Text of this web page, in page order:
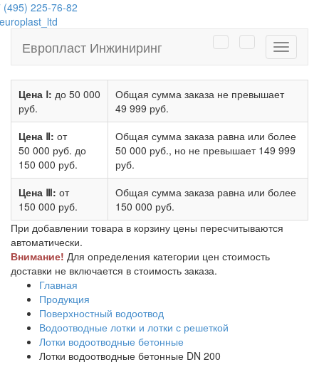
(495) 225-76-82
Европласт Инжиниринг
Цена Ⅰ: до 50 000
руб.
Общая сумма заказа не превышает
49 999 руб.
Цена Ⅱ: от
50 000 руб. до
150 000 руб.
Общая сумма заказа равна или более
50 000 руб., но не превышает 149 999
руб.
Цена Ⅲ: от
150 000 руб.
Общая сумма заказа равна или более
150 000 руб.
При добавлении товара в корзину цены пересчитываются
автоматически.
Внимание! Для определения категории цен стоимость
доставки не включается в стоимость заказа.
Главная
Продукция
Поверхностный водоотвод
Водоотводные лотки и лотки с решеткой
Лотки водоотводные бетонные
Лотки водоотводные бетонные DN 200